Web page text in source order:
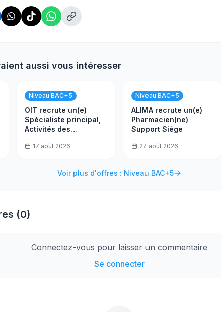
aussi vous intéresser
Niveau BAC+5
OIT recrute un(e)
Spécialiste principal,
Activités des
17 août 2026
Niveau BAC+5
ALIMA recrute un(e)
Pharmacien(ne)
Support Siège
27 août 2026
Voir plus d'offres : Niveau BAC+5
(0)
Connectez-vous pour laisser un commentaire
Se connecter